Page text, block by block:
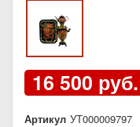
16 500 руб.
Артикул УТ000009797